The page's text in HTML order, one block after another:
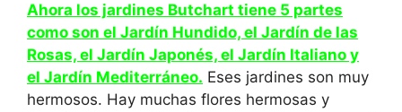
Ahora los jardines Butchart tiene 5 partes
como son el Jardín Hundido, el Jardín de las
Rosas, el Jardín Japonés, el Jardín Italiano y
el Jardín Mediterráneo. Eses jardines son muy
hermosos. Hay muchas flores hermosas y